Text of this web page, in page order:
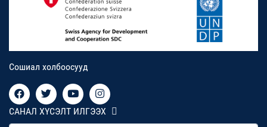
Сошиал холбоосууд
САНАЛ ХҮСЭЛТ ИЛГЭЭХ